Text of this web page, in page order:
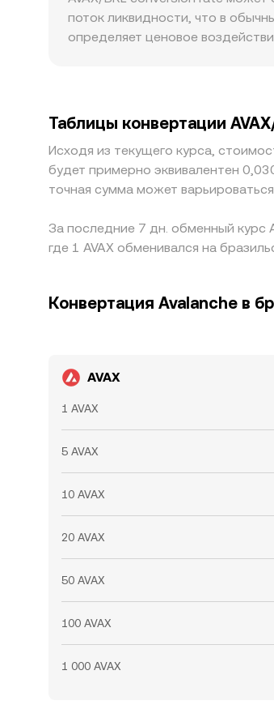
определяется как y/x, и при
централизованных платформах
поток ликвидности, что в
определяет ценовое
локальные фиатные шлюзы, эта
идеален из‑за комиссий,
особенно в периоды сильных
Таблицы конвертации
Исходя из текущего курса,
будет примерно эквивалентен
точная сумма может
За последние 7 дн. обменный курс
где 1 AVAX обменивался на
Конвертация Avalanche в
AVAX
1 AVAX
5 AVAX
10 AVAX
20 AVAX
50 AVAX
100 AVAX
1 000 AVAX